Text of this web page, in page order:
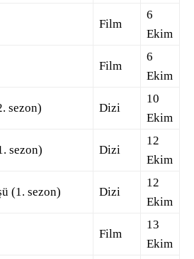
Film
6
Ekim
Film
6
Ekim
sezon) Dizi
10
Ekim
sezon) Dizi
12
Ekim
(1. sezon) Dizi
12
Ekim
Film
13
Ekim